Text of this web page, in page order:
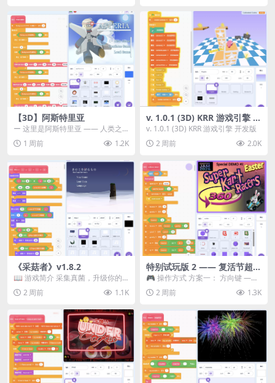
【3D】阿斯特里亚
ー 这里是阿斯特里亚 —— 人类之
罪与未来希望交汇之地 📖 游戏简
介 《阿斯特里...
1 周前 1.2K
v. 1.0.1 (3D) KRR 游戏引擎 开
发版
v. 1.0.1 (3D) KRR 游戏引擎 开发版
2 周前
2.0K
《采菇者》v1.8.2
📖 游戏简介 采集真菌，升级你的
机体，并前往未知领域探索。 这是
一款静谧的探索冒...
2 周前 1.1K
特别试玩版 2 —— 复活节超级
卡丁车赛
🎮 操作方式 方案一： 方向键 ——
移动 Z —— 跳跃 / 漂移 方案二： ...
2 周前 1.3K